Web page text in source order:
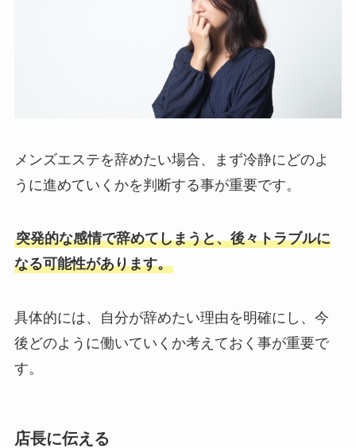
メンズエステを辞めたい場合、まず冷静にどのよ
うに進めていくかを判断する事が重要です。
突発的な感情で辞めてしまうと、後々トラブルに
なる可能性があります。
具体的には、自分が辞めたい理由を明確にし、今
後どのように働いていくか考えておく事が重要で
す。
店長に伝える